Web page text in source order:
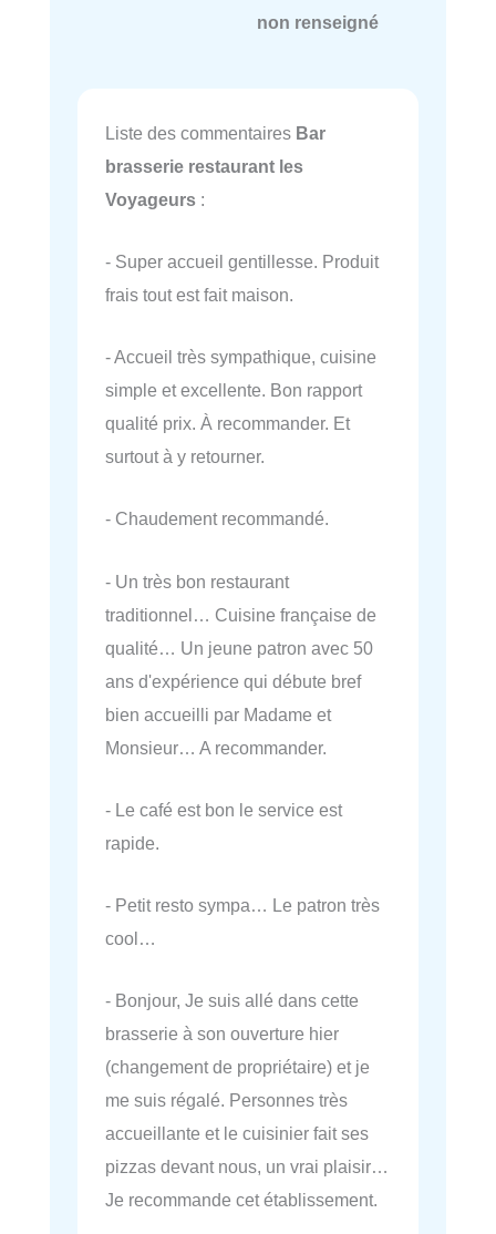
non renseigné
Liste des commentaires Bar
brasserie restaurant les
Voyageurs :
- Super accueil gentillesse. Produit
frais tout est fait maison.
- Accueil très sympathique, cuisine
simple et excellente. Bon rapport
qualité prix. À recommander. Et
surtout à y retourner.
- Chaudement recommandé.
- Un très bon restaurant
traditionnel… Cuisine française de
qualité… Un jeune patron avec 50
ans d'expérience qui débute bref
bien accueilli par Madame et
Monsieur… A recommander.
- Le café est bon le service est
rapide.
- Petit resto sympa… Le patron très
cool…
- Bonjour, Je suis allé dans cette
brasserie à son ouverture hier
(changement de propriétaire) et je
me suis régalé. Personnes très
accueillante et le cuisinier fait ses
pizzas devant nous, un vrai plaisir…
Je recommande cet établissement.